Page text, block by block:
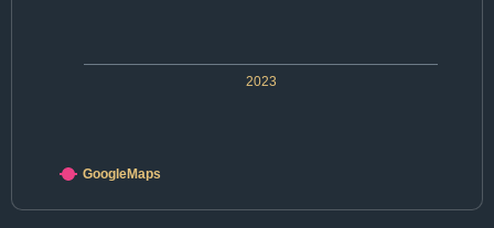
2023
GoogleMaps